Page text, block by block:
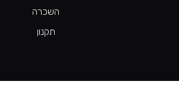
השכרה
תקנון